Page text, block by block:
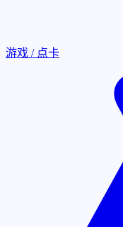
游戏 / 点卡